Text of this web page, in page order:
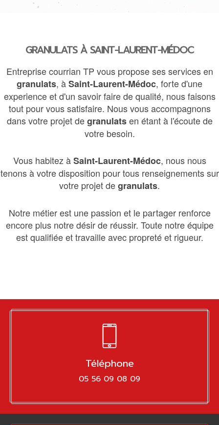
GRANULATS À SAINT-LAURENT-MÉDOC
Entreprise courrian TP vous propose ses services en
granulats, àSaint-Laurent-Médoc, forte d'une
experience et d'un savoir faire de qualité, nous faisons
tout pour vous satisfaire. Nous vous accompagnons
dans votre projet degranulatsen étant à l'écoute de
votre besoin.
Vous habitez àSaint-Laurent-Médoc, nous nous
tenons à votre disposition pour tous renseignements sur
votre projet degranulats.
Notre métier est une passion et le partager renforce
encore plus notre désir de réussir. Toute notre équipe
est qualifiée et travaille avec propreté et rigueur.
Téléphone
05 56 09 08 09